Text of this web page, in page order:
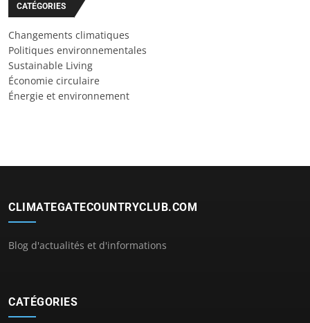
CATÉGORIES
Changements climatiques
Politiques environnementales
Sustainable Living
Économie circulaire
Énergie et environnement
CLIMATEGATECOUNTRYCLUB.COM
Blog d'actualités et d'informations
CATÉGORIES